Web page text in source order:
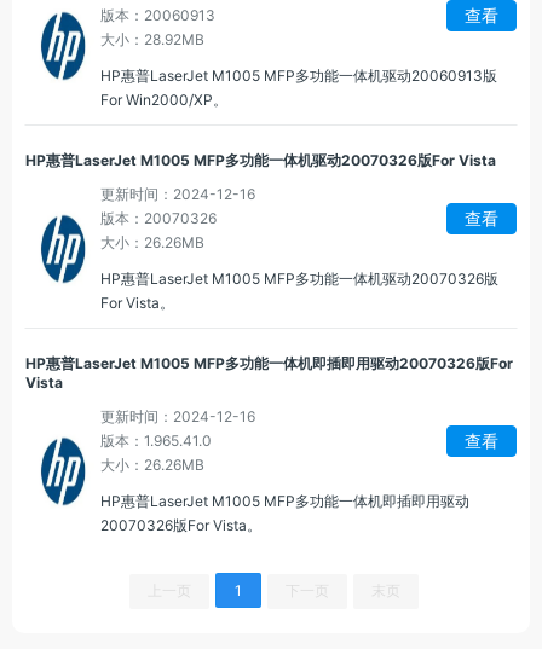
版本：20060913
大小：28.92MB
查看
HP惠普LaserJet M1005 MFP多功能一体机驱动20060913版
For Win2000/XP。
HP惠普LaserJet M1005 MFP多功能一体机驱动20070326版For Vista
更新时间：2024-12-16
版本：20070326
大小：26.26MB
查看
HP惠普LaserJet M1005 MFP多功能一体机驱动20070326版
For Vista。
HP惠普LaserJet M1005 MFP多功能一体机即插即用驱动20070326版For
Vista
更新时间：2024-12-16
版本：1.965.41.0
大小：26.26MB
查看
HP惠普LaserJet M1005 MFP多功能一体机即插即用驱动
20070326版For Vista。
1 下一页